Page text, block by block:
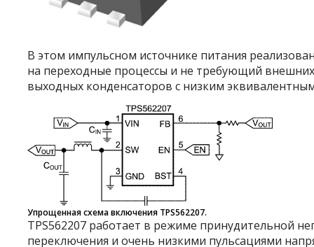
В этом импульсном источнике питания
на переходные процессы и не требующий
выходных конденсаторов с низким
Упрощенная схема включения TPS562207.
TPS562207 работает в режиме принудительной
переключения и очень низкими пульсациями